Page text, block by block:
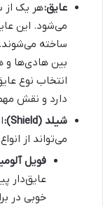
عایق:هر یک از
ساخته
بین هادی‌ها و
انتخاب نوع
دارد و نقش
شیلد (Shield):
می‌تواند از
فویل
عایق‌دار
خوبی در